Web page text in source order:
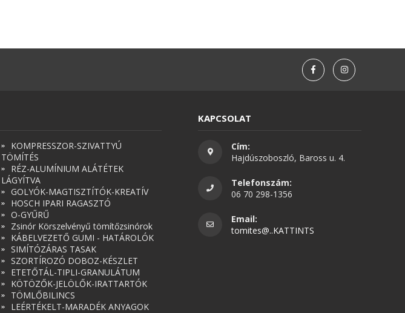
KOMPRESSZOR-SZIVATTYÚ
TÖMÍTÉS
RÉZ-ALUMÍNIUM ALÁTÉTEK
LÁGYÍTVA
GOLYÓK-MAGTISZTÍTÓK-KREATÍV
HOSCH IPARI RAGASZTÓ
O-GYŰRŰ
Zsinór Körszelvényű tömítőzsinórok
KÁBELVEZETŐ GUMI - HATÁROLÓK
SIMÍTÓZÁRAS TASAK
SZORTÍROZÓ DOBOZ-KÉSZLET
ETETŐTÁL-TIPLI-GRANULÁTUM
KÖTÖZŐK-JELÖLŐK-IRATTARTÓK
TÖMLŐBILINCS
LEÉRTÉKELT-MARADÉK ANYAGOK
KAPCSOLAT
Cím:
Hajdúszoboszló, Baross u. 4.
Telefonszám:
06 70 298-1356
Email:
tomites@..KATTINTS